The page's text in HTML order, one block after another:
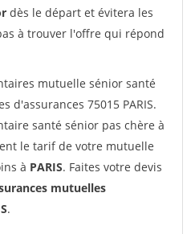
dès le départ et évitera les
à trouver l'offre qui répond
mutuelle sénior santé
d'assurances 75015 PARIS.
santé sénior pas chère à
le tarif de votre mutuelle
à PARIS. Faites votre devis
mutuelles
.